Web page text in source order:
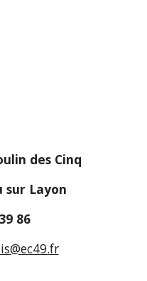
des Cinq
sur Layon
86